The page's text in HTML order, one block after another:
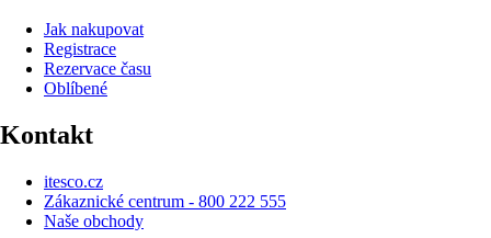
Jak nakupovat
Registrace
Rezervace času
Oblíbené
Kontakt
itesco.cz
Zákaznické centrum - 800 222 555
Naše obchody